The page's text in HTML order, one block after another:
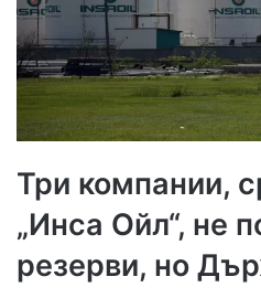
Три компании,
„Инса Ойл“, не
резерви, но